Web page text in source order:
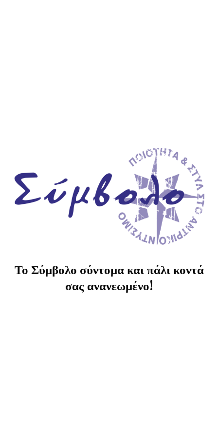
Το Σύμβολο σύντομα και πάλι κοντά
σας ανανεωμένο!